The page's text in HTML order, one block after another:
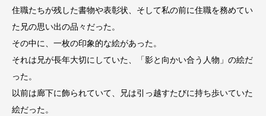
住職たちが残した書物や表彰状、そして私の前に住職を務めてい
た兄の思い出の品々だった。
その中に、一枚の印象的な絵があった。
それは兄が長年大切にしていた、「影と向かい合う人物」の絵だ
った。
以前は廊下に飾られていて、兄は引っ越すたびに持ち歩いていた
絵だった。